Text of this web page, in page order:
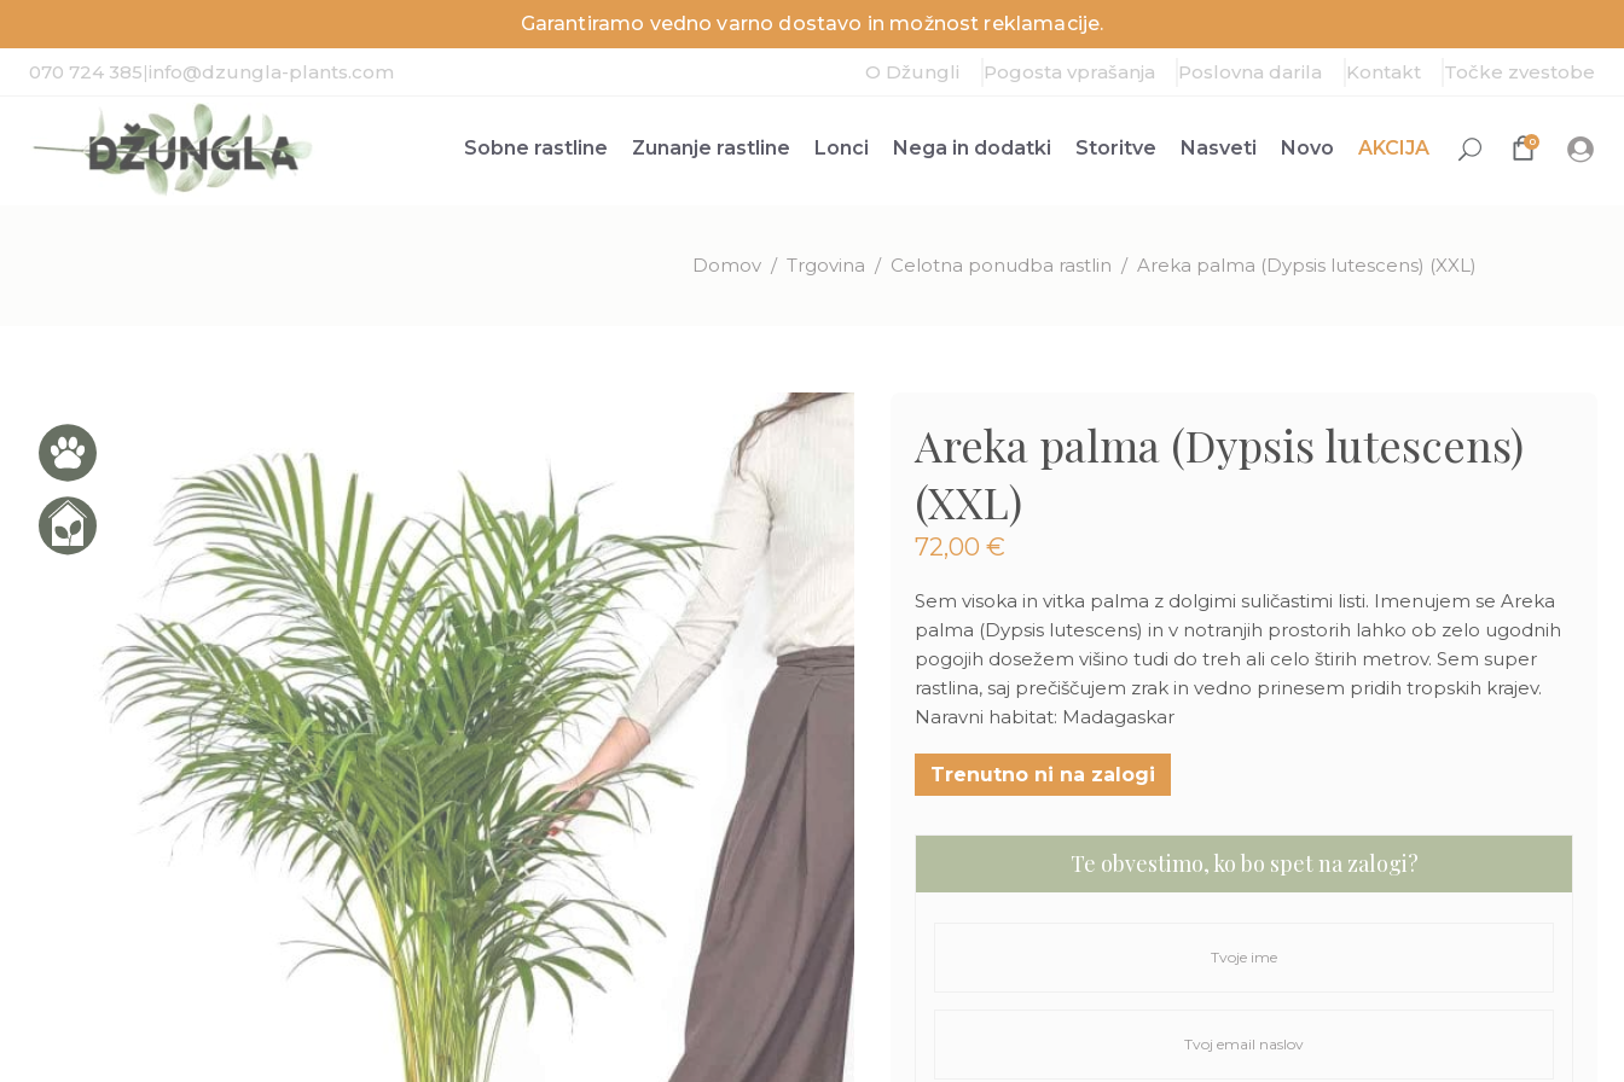
Garantiramo vedno varno dostavo in možnost reklamacije.
070 724 385|info@dzungla-plants.com O Džungli Pogosta vprašanja Poslovna darila Kontakt Točke zvestobe
Sobne rastline Zunanje rastline Lonci Nega in dodatki Storitve Nasveti Novo AKCIJA 0
Domov / Trgovina / Celotna ponudba rastlin / Areka palma (Dypsis lutescens) (XXL)
Areka palma (Dypsis lutescens)
(XXL)
72,00 €
Sem visoka in vitka palma z dolgimi suličastimi listi. Imenujem se Areka
palma (Dypsis lutescens) in v notranjih prostorih lahko ob zelo ugodnih
pogojih dosežem višino tudi do treh ali celo štirih metrov. Sem super
rastlina, saj prečiščujem zrak in vedno prinesem pridih tropskih krajev.
Naravni habitat: Madagaskar
Trenutno ni na zalogi
Te obvestimo, ko bo spet na zalogi?